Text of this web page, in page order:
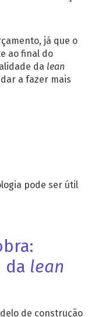
já que o
ao final do
da lean
a fazer mais
pode ser útil
da lean
de construção